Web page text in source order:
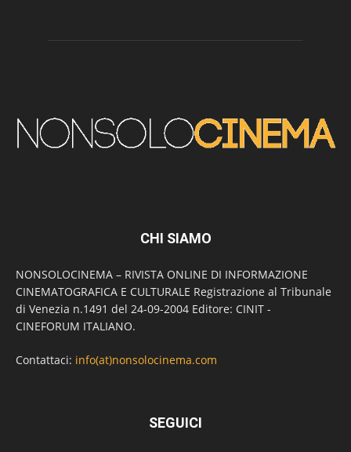
CHI SIAMO
NONSOLOCINEMA – RIVISTA ONLINE DI INFORMAZIONE
CINEMATOGRAFICA E CULTURALE Registrazione al Tribunale
di Venezia n.1491 del 24-09-2004 Editore: CINIT -
CINEFORUM ITALIANO.
Contattaci: info(at)nonsolocinema.com
SEGUICI